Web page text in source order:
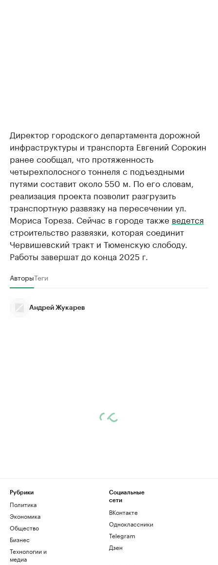
Директор городского департамента дорожной
инфраструктуры и транспорта Евгений Сорокин
ранее сообщал, что протяженность
четырехполосного тоннеля с подъездными
путями составит около 550 м. По его словам,
реализация проекта позволит разгрузить
транспортную развязку на пересечении ул.
Мориса Тореза. Сейчас в городе также ведется
строительство развязки, которая соединит
Червишевский тракт и Тюменскую слободу.
Работы завершат до конца 2025 г.
АвторыТеги
Андрей Жукарев
Рубрики
Политика
Экономика
Общество
Бизнес
Технологии и
медиа
Социальные
сети
ВКонтакте
Одноклассники
Telegram
Дзен